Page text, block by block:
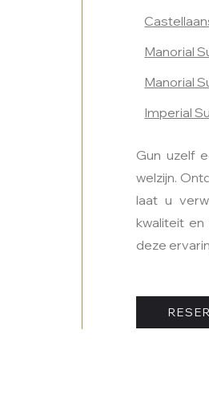
Manorial
Manorial
Imperial
Gun uzelf
welzijn.
laat u
kwaliteit
deze